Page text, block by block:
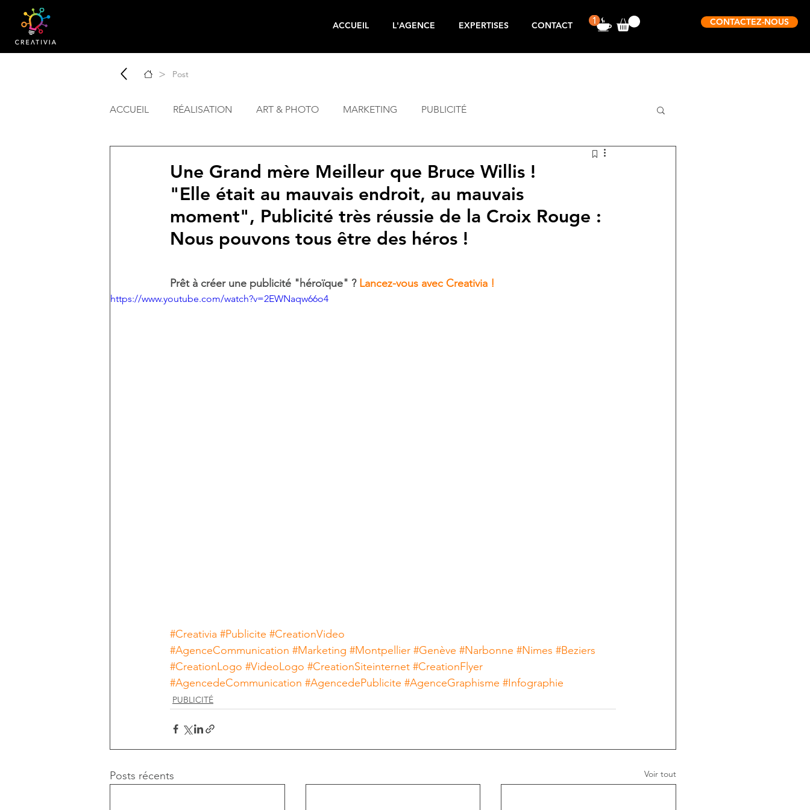
ACCUEIL L'AGENCE EXPERTISES CONTACT CONTACTEZ-NOUS
> Post
ACCUEIL RÉALISATION ART & PHOTO MARKETING PUBLICITÉ
Une Grand mère Meilleur que Bruce Willis !
"Elle était au mauvais endroit, au mauvais
moment", Publicité très réussie de la Croix Rouge :
Nous pouvons tous être des héros !
Prêt à créer une publicité "héroïque" ? Lancez-vous avec Creativia !
https://www.youtube.com/watch?v=2EWNaqw66o4
#Creativia #Publicite #CreationVideo
#AgenceCommunication #Marketing #Montpellier #Genève #Narbonne #Nimes #Beziers
#CreationLogo #VideoLogo #CreationSiteinternet #CreationFlyer
#AgencedeCommunication #AgencedePublicite #AgenceGraphisme #Infographie
PUBLICITÉ
Posts récents Voir tout